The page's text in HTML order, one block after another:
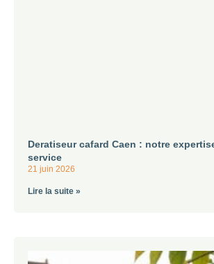
Deratiseur cafard Caen : notre
service
21 juin 2026
Lire la suite »